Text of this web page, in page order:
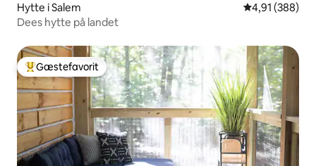
Hytte i Salem 4,91 ud af 5 i
4,91 (388)
Dees hytte på landet
Bedste gæstefavorit
Gæstefavorit